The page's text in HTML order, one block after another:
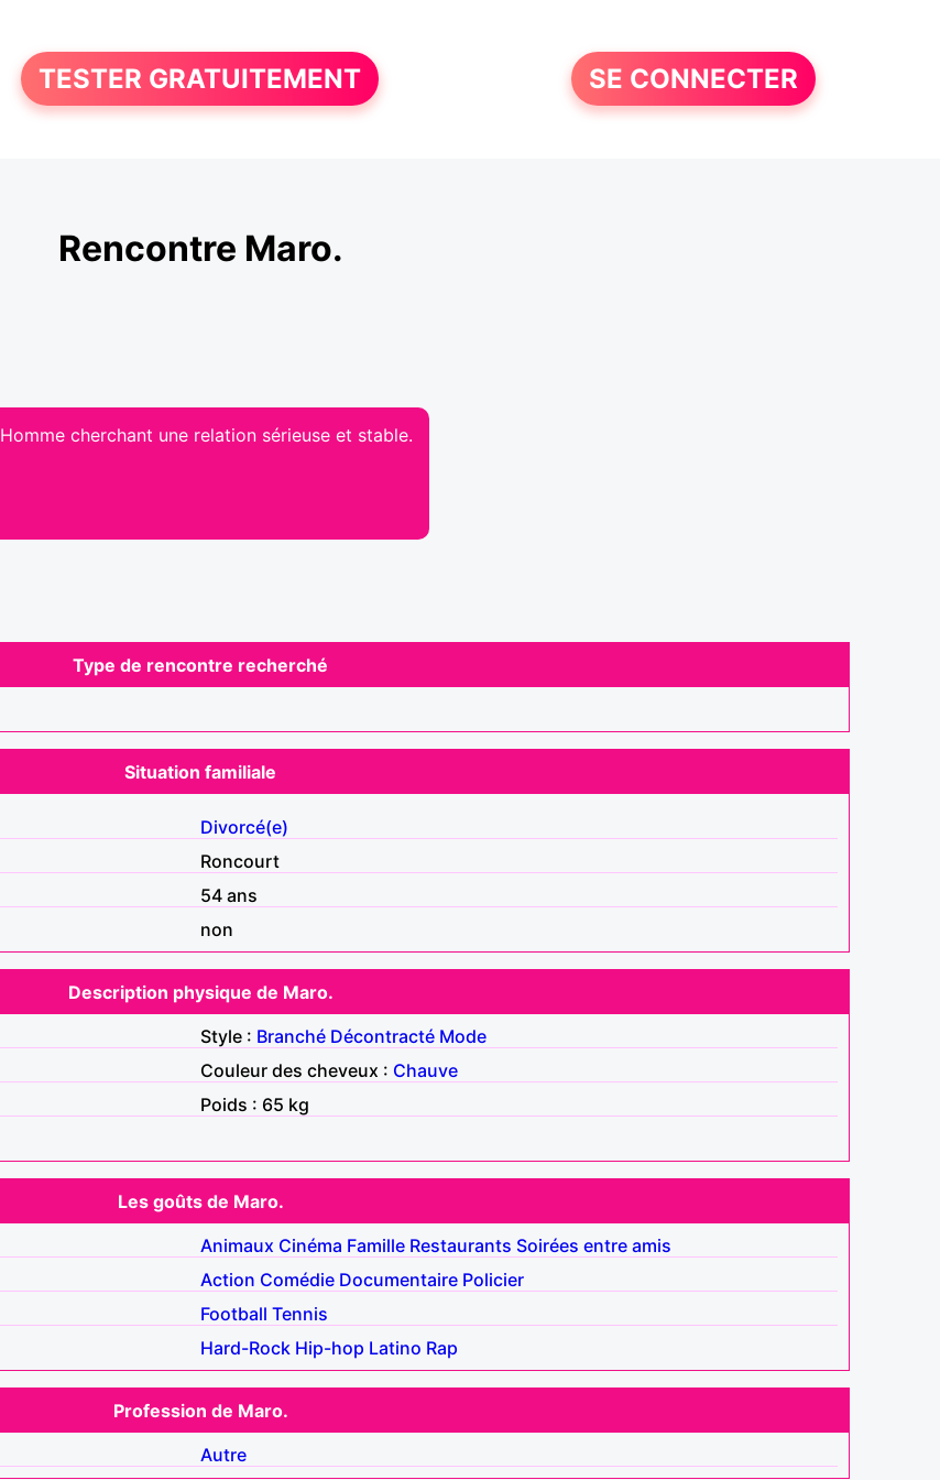
TESTER GRATUITEMENT SE CONNECTER
Rencontre Maro.
Homme cherchant une relation sérieuse et stable.
Type de rencontre recherché
Situation familiale
Divorcé(e)
Roncourt
54 ans
non
Description physique de Maro.
Style : Branché Décontracté Mode
Couleur des cheveux : Chauve
Poids : 65 kg
Les goûts de Maro.
Animaux Cinéma Famille Restaurants Soirées entre amis
Action Comédie Documentaire Policier
Football Tennis
Hard-Rock Hip-hop Latino Rap
Profession de Maro.
Autre